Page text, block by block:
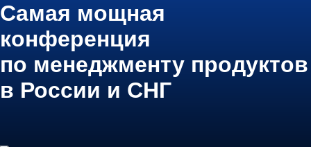
Самая мощная
конференция
по менеджменту продуктов
в России и СНГ